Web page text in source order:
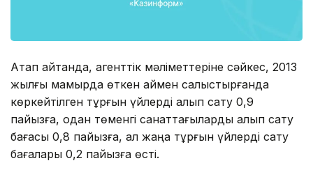
Атап айтқанда, агенттік мәліметтеріне сәйкес, 2013
жылғы мамырда өткен аймен салыстырғанда
көркейтілген тұрғын үйлерді алып сату 0,9
пайызға, одан төменгі санаттағыларды алып сату
бағасы 0,8 пайызға, ал жаңа тұрғын үйлерді сату
бағалары 0,2 пайызға өсті.